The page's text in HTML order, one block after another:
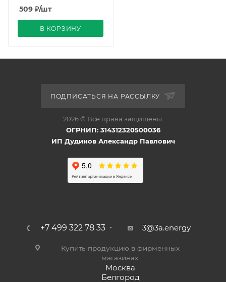
Schneider Electric
509 ₽/шт
В КОРЗИНУ
ПОДПИСАТЬСЯ НА РАССЫЛКУ
2026 © Все права защищены.
ОГРНИП: 314312320500036
ИП Дудинов Александр Павлович
+7 499 322 78 33 3@3a.energy
Купить продукцию в фирменных
магазинах:
Москва
Белгород